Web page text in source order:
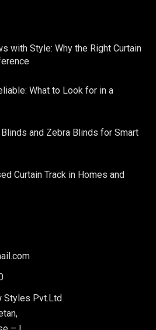
with Style: Why the Right Curtain
What to Look for in a
and Zebra Blinds for Smart
Curtain Track in Homes and
Styles Pvt.Ltd